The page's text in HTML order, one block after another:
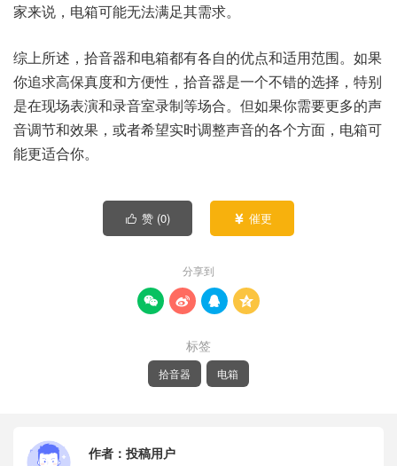
家来说，电箱可能无法满足其需求。
综上所述，拾音器和电箱都有各自的优点和适用范围。如果
你追求高保真度和方便性，拾音器是一个不错的选择，特别
是在现场表演和录音室录制等场合。但如果你需要更多的声
音调节和效果，或者希望实时调整声音的各个方面，电箱可
能更适合你。
 赞 (0)  催更
分享到
   
标签
拾音器 电箱
作者： 投稿用户